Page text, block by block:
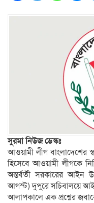
সুরমা নিউজ ডেস্কঃ
আওয়ামী লীগ বাংলাদেশের
হিসেবে আওয়ামী লীগকে
অন্তর্বর্তী সরকারের
আগস্ট) দুপুরে সচিবালয়ে আইন
আলাপকালে এক প্রশ্নের